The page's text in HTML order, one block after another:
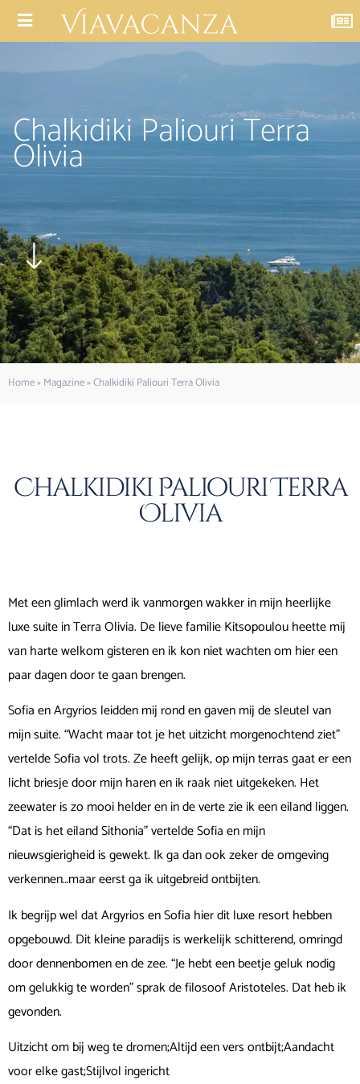
Chalkidiki Paliouri Terra
Olivia
Home»Magazine»Chalkidiki Paliouri Terra Olivia
Chalkidiki Paliouri Terra
Olivia
Met een glimlach werd ik vanmorgen wakker in mijn heerlijke
luxe suite in Terra Olivia. De lieve familie Kitsopoulou heette mij
van harte welkom gisteren en ik kon niet wachten om hier een
paar dagen door te gaan brengen.
Sofia en Argyrios leidden mij rond en gaven mij de sleutel van
mijn suite. “Wacht maar tot je het uitzicht morgenochtend ziet”
vertelde Sofia vol trots. Ze heeft gelijk, op mijn terras gaat er een
licht briesje door mijn haren en ik raak niet uitgekeken. Het
zeewater is zo mooi helder en in de verte zie ik een eiland liggen.
“Dat is het eiland Sithonia” vertelde Sofia en mijn
nieuwsgierigheid is gewekt. Ik ga dan ook zeker de omgeving
verkennen…maar eerst ga ik uitgebreid ontbijten.
Ik begrijp wel dat Argyrios en Sofia hier dit luxe resort hebben
opgebouwd. Dit kleine paradijs is werkelijk schitterend, omringd
door dennenbomen en de zee. “Je hebt een beetje geluk nodig
om gelukkig te worden” sprak de filosoof Aristoteles. Dat heb ik
gevonden.
Uitzicht om bij weg te dromen;Altijd een vers ontbijt;Aandacht
voor elke gast;Stijlvol ingericht